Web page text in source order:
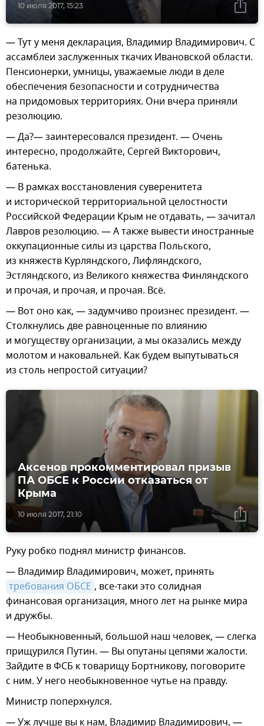
10 июля 2017, 15:23
— Тут у меня декларация, Владимир Владимирович. С
ассамблеи заслуженных ткачих Ивановской области.
Пенсионерки, умницы, уважаемые люди в деле
обеспечения безопасности и сотрудничества
на придомовых территориях. Они вчера приняли
резолюцию.
— Да?— заинтересовался президент. — Очень
интересно, продолжайте, Сергей Викторович,
батенька.
— В рамках восстановления суверенитета
и исторической территориальной целостности
Российской Федерации Крым не отдавать, — зачитал
Лавров резолюцию. — А также вывести иностранные
оккупационные силы из царства Польского,
из княжеств Курляндского, Лифляндского,
Эстляндского, из Великого княжества Финляндского
и прочая, и прочая, и прочая. Всё.
— Вот оно как, — задумчиво произнес президент. —
Столкнулись две равноценные по влиянию
и могуществу организации, а мы оказались между
молотом и наковальней. Как будем выпутываться
из столь непростой ситуации?
10 июля 2017, 21:10
Аксенов прокомментировал призыв
ПА ОБСЕ к России отказаться от
Крыма
Руку робко поднял министр финансов.
— Владимир Владимирович, может, принять
требования ОБСЕ , все-таки это солидная
финансовая организация, много лет на рынке мира
и дружбы.
— Необыкновенный, большой наш человек, — слегка
прищурился Путин. — Вы опутаны цепями жалости.
Зайдите в ФСБ к товарищу Бортникову, поговорите
с ним. У него необыкновенное чутье на правду.
Министр поперхнулся.
— Уж лучше вы к нам, Владимир Владимирович, —